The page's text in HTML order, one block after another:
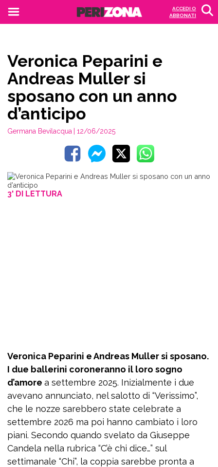
ACCEDI O
ABBONATI
Veronica Peparini e
Andreas Muller si
sposano con un anno
d’anticipo
Germana Bevilacqua | 12/06/2025
3' DI LETTURA
Veronica Peparini e Andreas Muller si sposano.
I due ballerini coroneranno il loro sogno
d’amore a settembre 2025. Inizialmente i due
avevano annunciato, nel salotto di “Verissimo”,
che le nozze sarebbero state celebrate a
settembre 2026 ma poi hanno cambiato i loro
piani. Secondo quando svelato da Giuseppe
Candela nella rubrica “C’è chi dice…” sul
settimanale “Chi”, la coppia sarebbe pronta a